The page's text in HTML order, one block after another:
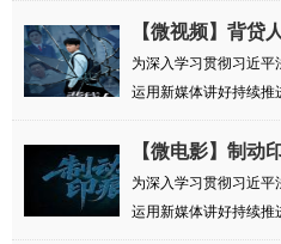
【微视频】背贷人
为深入学习贯彻习近
运用新媒体讲好持续推
【微电影】制动
为深入学习贯彻习近
运用新媒体讲好持续推